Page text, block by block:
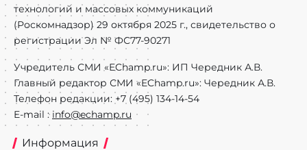
технологий и массовых коммуникаций
(Роскомнадзор) 29 октября 2025 г., свидетельство о
регистрации Эл № ФС77-90271
Учредитель СМИ «EChamp.ru»: ИП Чередник А.В.
Главный редактор СМИ «EChamp.ru»: Чередник А.В.
Телефон редакции: +7 (495) 134-14-54
E-mail : info@echamp.ru
Информация